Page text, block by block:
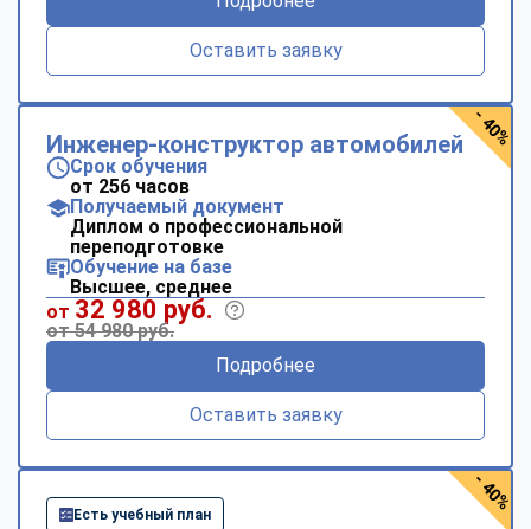
Оставить заявку
Инженер-конструктор автомобилей
Срок обучения
от 256 часов
Получаемый документ
Диплом о профессиональной
переподготовке
Обучение на базе
Высшее, среднее
от 32 980 руб.
от 54 980 руб.
Подробнее
Оставить заявку
- 40%
Есть учебный план
- 40%